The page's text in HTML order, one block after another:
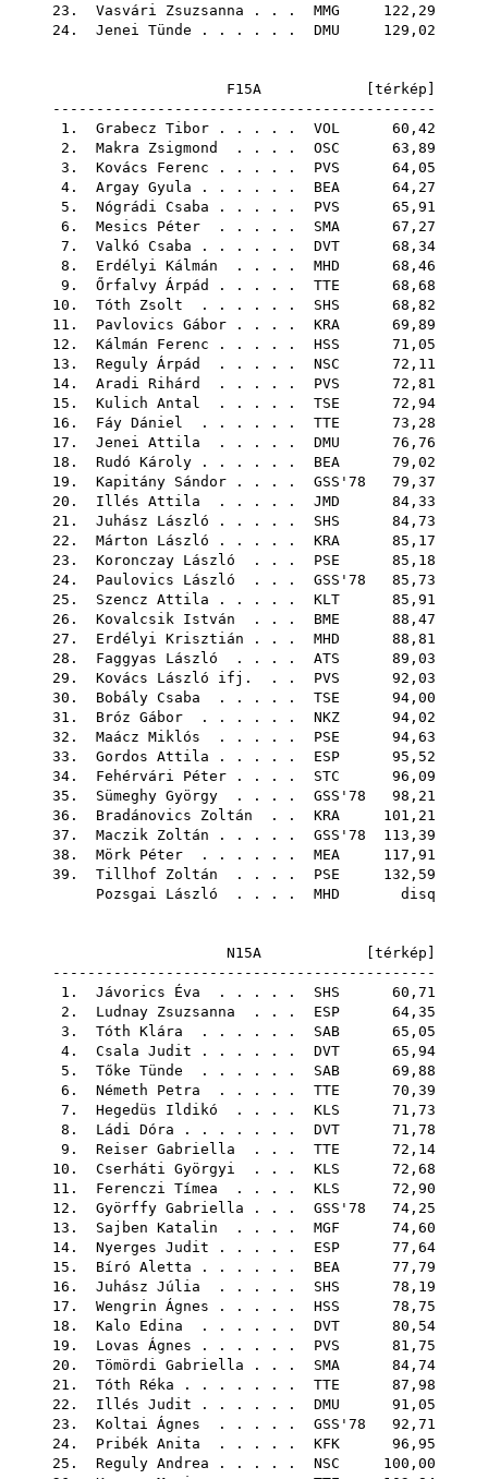
23. Vasvári Zsuzsanna . . . MMG 122,29
24. Jenei Tünde . . . . . . DMU 129,02
F15A [ térkép
--------------------------------------------
1. Grabecz Tibor . . . . . VOL 60,42
2. Makra Zsigmond . . . . OSC 63,89
3. Kovács Ferenc . . . . . PVS 64,05
4. Argay Gyula . . . . . . BEA 64,27
5. Nógrádi Csaba . . . . . PVS 65,91
6. Mesics Péter . . . . . SMA 67,27
7. Valkó Csaba . . . . . . DVT 68,34
8. Erdélyi Kálmán . . . . MHD 68,46
9. Őrfalvy Árpád . . . . . TTE 68,68
10. Tóth Zsolt . . . . . . SHS 68,82
11. Pavlovics Gábor . . . . KRA 69,89
12. Kálmán Ferenc . . . . . HSS 71,05
13. Reguly Árpád . . . . . NSC 72,11
14. Aradi Rihárd . . . . . PVS 72,81
15. Kulich Antal . . . . . TSE 72,94
16. Fáy Dániel . . . . . . TTE 73,28
17. Jenei Attila . . . . . DMU 76,76
18. Rudó Károly . . . . . . BEA 79,02
19. Kapitány Sándor . . . . GSS'78 79,37
20. Illés Attila . . . . . JMD 84,33
21. Juhász László . . . . . SHS 84,73
22. Márton László . . . . . KRA 85,17
23. Koronczay László . . . PSE 85,18
24. Paulovics László . . . GSS'78 85,73
25. Szencz Attila . . . . . KLT 85,91
26. Kovalcsik István . . . BME 88,47
27. Erdélyi Krisztián . . . MHD 88,81
28. Faggyas László . . . . ATS 89,03
29. Kovács László ifj. . . PVS 92,03
30. Bobály Csaba . . . . . TSE 94,00
31. Bróz Gábor . . . . . . NKZ 94,02
32. Maácz Miklós . . . . . PSE 94,63
33. Gordos Attila . . . . . ESP 95,52
34. Fehérvári Péter . . . . STC 96,09
35. Sümeghy György . . . . GSS'78 98,21
36. Bradánovics Zoltán . . KRA 101,21
37. Maczik Zoltán . . . . . GSS'78 113,39
38. Mörk Péter . . . . . . MEA 117,91
39. Tillhof Zoltán . . . . PSE 132,59
Pozsgai László . . . . MHD disq
N15A [ térkép
--------------------------------------------
1. Jávorics Éva . . . . . SHS 60,71
2. Ludnay Zsuzsanna . . . ESP 64,35
3. Tóth Klára . . . . . . SAB 65,05
4. Csala Judit . . . . . . DVT 65,94
5. Tőke Tünde . . . . . . SAB 69,88
6. Németh Petra . . . . . TTE 70,39
7. Hegedüs Ildikó . . . . KLS 71,73
8. Ládi Dóra . . . . . . . DVT 71,78
9. Reiser Gabriella . . . TTE 72,14
10. Cserháti Györgyi . . . KLS 72,68
11. Ferenczi Tímea . . . . KLS 72,90
12. Györffy Gabriella . . . GSS'78 74,25
13. Sajben Katalin . . . . MGF 74,60
14. Nyerges Judit . . . . . ESP 77,64
15. Bíró Aletta . . . . . . BEA 77,79
16. Juhász Júlia . . . . . SHS 78,19
17. Wengrin Ágnes . . . . . HSS 78,75
18. Kalo Edina . . . . . . DVT 80,54
19. Lovas Ágnes . . . . . . PVS 81,75
20. Tömördi Gabriella . . . SMA 84,74
21. Tóth Réka . . . . . . . TTE 87,98
22. Illés Judit . . . . . . DMU 91,05
23. Koltai Ágnes . . . . . GSS'78 92,71
24. Pribék Anita . . . . . KFK 96,95
25. Reguly Andrea . . . . . NSC 100,00